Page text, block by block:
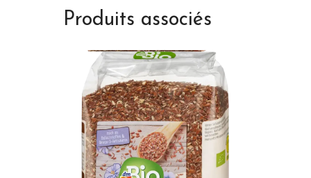
Produits associés